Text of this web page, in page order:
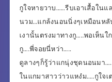
กูใจหายวาบ……รีบเอาเสื้อในแ
นวม…แกล้งนอนนิ่งๆเหมือนหลั
เงานั้นตรงมาทางกู…..พอเห็น
กู….พี่จอยนี่หว่า…..
ดูลางๆก็รู้ว่าแกนุ่งชุดนอนมา
ในแกมาสาวว่าวแหง๋ม…..กูใจ